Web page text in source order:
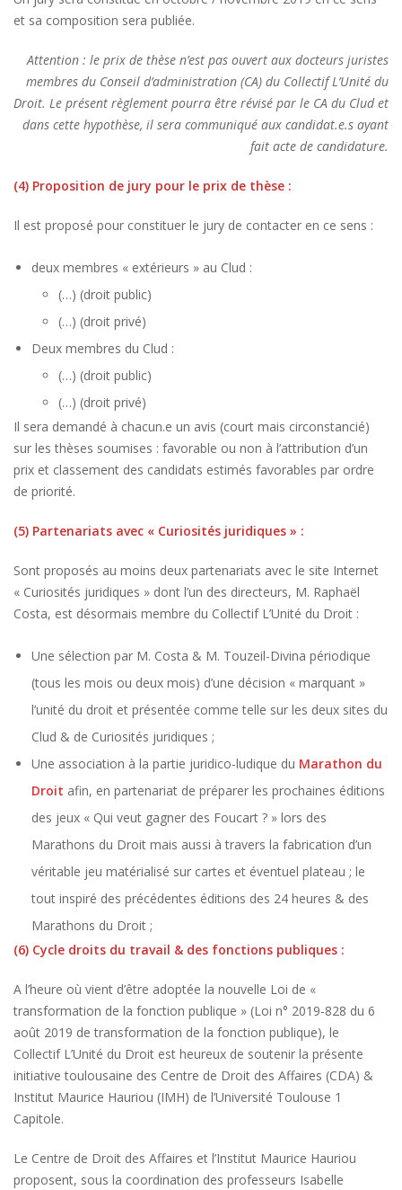
et sa composition sera publiée.
Attention : le prix de thèse n’est pas ouvert aux docteurs juristes
membres du Conseil d’administration (CA) du Collectif L’Unité du
Droit. Le présent règlement pourra être révisé par le CA du Clud et
dans cette hypothèse, il sera communiqué aux candidat.e.s ayant
fait acte de candidature.
(4) Proposition de jury pour le prix de thèse :
Il est proposé pour constituer le jury de contacter en ce sens :
deux membres « extérieurs » au Clud :
(…) (droit public)
(…) (droit privé)
Deux membres du Clud :
(…) (droit public)
(…) (droit privé)
Il sera demandé à chacun.e un avis (court mais circonstancié)
sur les thèses soumises : favorable ou non à l’attribution d’un
prix et classement des candidats estimés favorables par ordre
de priorité.
(5) Partenariats avec « Curiosités juridiques » :
Sont proposés au moins deux partenariats avec le site Internet
« Curiosités juridiques » dont l’un des directeurs, M. Raphaël
Costa, est désormais membre du Collectif L’Unité du Droit :
Une sélection par M. Costa & M. Touzeil-Divina périodique
(tous les mois ou deux mois) d’une décision « marquant »
l’unité du droit et présentée comme telle sur les deux sites du
Clud & de Curiosités juridiques ;
Une association à la partie juridico-ludique du Marathon du
Droit afin, en partenariat de préparer les prochaines éditions
des jeux « Qui veut gagner des Foucart ? » lors des
Marathons du Droit mais aussi à travers la fabrication d’un
véritable jeu matérialisé sur cartes et éventuel plateau ; le
tout inspiré des précédentes éditions des 24 heures & des
Marathons du Droit ;
(6) Cycle droits du travail & des fonctions publiques :
A l’heure où vient d’être adoptée la nouvelle Loi de «
transformation de la fonction publique » (Loi n° 2019-828 du 6
août 2019 de transformation de la fonction publique), le
Collectif L’Unité du Droit est heureux de soutenir la présente
initiative toulousaine des Centre de Droit des Affaires (CDA) &
Institut Maurice Hauriou (IMH) de l’Université Toulouse 1
Capitole.
Le Centre de Droit des Affaires et l’Institut Maurice Hauriou
proposent, sous la coordination des professeurs Isabelle